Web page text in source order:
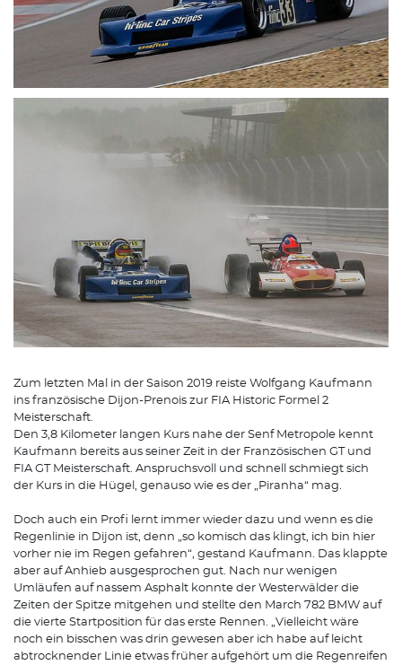
Zum letzten Mal in der Saison 2019 reiste Wolfgang Kaufmann
ins französische Dijon-Prenois zur FIA Historic Formel 2
Meisterschaft.
Den 3,8 Kilometer langen Kurs nahe der Senf Metropole kennt
Kaufmann bereits aus seiner Zeit in der Französischen GT und
FIA GT Meisterschaft. Anspruchsvoll und schnell schmiegt sich
der Kurs in die Hügel, genauso wie es der „Piranha“ mag.
Doch auch ein Profi lernt immer wieder dazu und wenn es die
Regenlinie in Dijon ist, denn „so komisch das klingt, ich bin hier
vorher nie im Regen gefahren“, gestand Kaufmann. Das klappte
aber auf Anhieb ausgesprochen gut. Nach nur wenigen
Umläufen auf nassem Asphalt konnte der Westerwälder die
Zeiten der Spitze mitgehen und stellte den March 782 BMW auf
die vierte Startposition für das erste Rennen. „Vielleicht wäre
noch ein bisschen was drin gewesen aber ich habe auf leicht
abtrocknender Linie etwas früher aufgehört um die Regenreifen